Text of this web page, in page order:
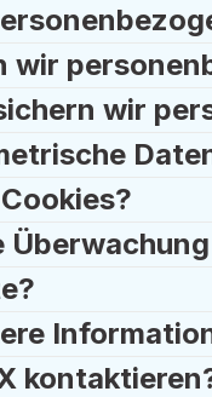
wir
wir